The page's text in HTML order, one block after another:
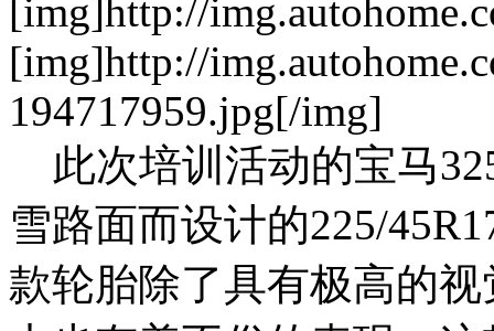
[img]http://
[img]http://
194717959.jpg[/img]
此次培训活动的宝马
雪路面而设计的225/
款轮胎除了具有极高的